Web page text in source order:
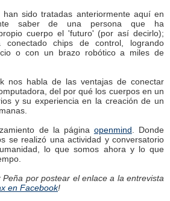
sido tratadas anteriormente aquí en
saber de una persona que ha
cuerpo el 'futuro' (por así decirlo);
chips de control, logrando
o con un brazo robótico a miles de
nos habla de las ventajas de conectar
del por qué los cuerpos en un
y su experiencia en la creación de un
de la página openmind . Donde
se realizó una actividad y conversatorio
lo que somos ahora y lo que
Peña por postear el enlace a la entrevista
en Facebook!